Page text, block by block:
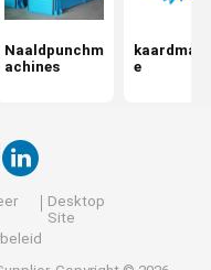
Naaldpunchm
achines
e
Desktop
Site